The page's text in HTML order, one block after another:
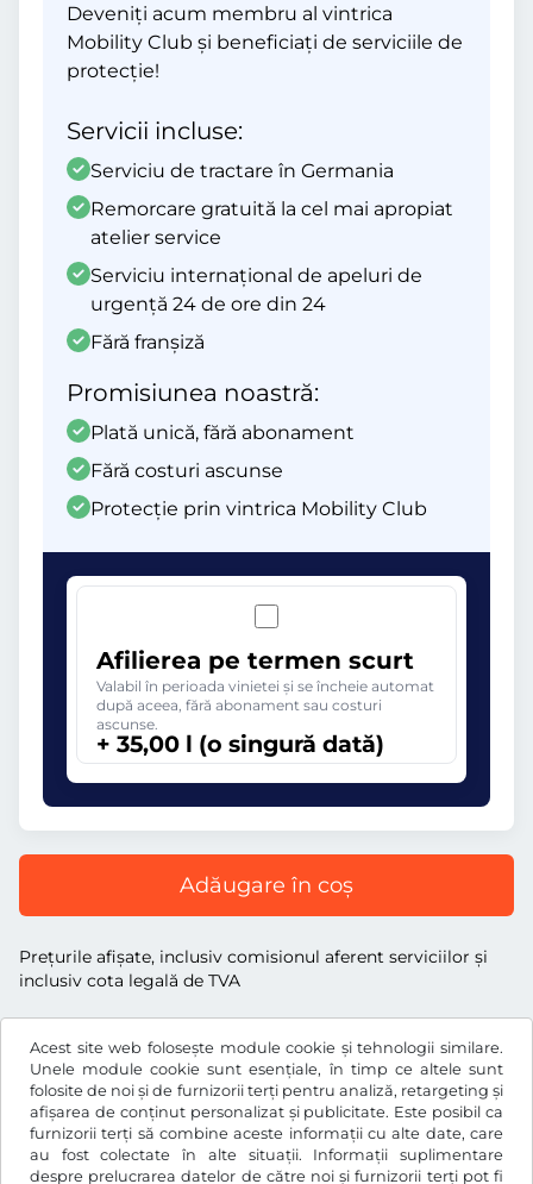
Acest site web folosește module cookie și tehnologii similare.
Unele module cookie sunt esențiale, în timp ce altele sunt
folosite de noi și de furnizorii terți pentru analiză, retargeting și
afișarea de conținut personalizat și publicitate. Este posibil ca
furnizorii terți să combine aceste informații cu alte date, care
au fost colectate în alte situații. Informații suplimentare
despre prelucrarea datelor de către noi și furnizorii terți pot fi
Deveniți acum membru al vintrica
Mobility Club și beneficiați de serviciile de
protecție!
Servicii incluse:
Serviciu de tractare în Germania
Remorcare gratuită la cel mai apropiat
atelier service
Serviciu internațional de apeluri de
urgență 24 de ore din 24
Fără franșiză
Promisiunea noastră:
Plată unică, fără abonament
Fără costuri ascunse
Protecție prin vintrica Mobility Club
Afilierea pe termen scurt
Valabil în perioada vinietei și se încheie automat
după aceea, fără abonament sau costuri
ascunse.
+ 35,00 l (o singură dată)
Adăugare în coș
Preţurile afişate, inclusiv comisionul aferent serviciilor și
inclusiv cota legală de TVA
RON
Facebook Instagram